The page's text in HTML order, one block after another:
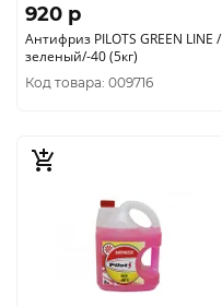
920 p
Антифриз PILOTS GREEN LINE /
зеленый/-40 (5кг)
Код товара: 009716